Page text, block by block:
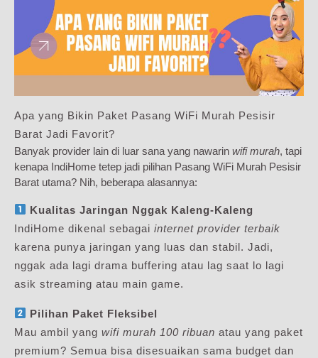
Apa yang Bikin Paket Pasang WiFi Murah Pesisir
Barat Jadi Favorit?
Banyak provider lain di luar sana yang nawarin wifi murah, tapi
kenapa IndiHome tetep jadi pilihan Pasang WiFi Murah Pesisir
Barat utama? Nih, beberapa alasannya:
Kualitas Jaringan Nggak Kaleng-Kaleng
IndiHome dikenal sebagai internet provider terbaik
karena punya jaringan yang luas dan stabil. Jadi,
nggak ada lagi drama buffering atau lag saat lo lagi
asik streaming atau main game.
Pilihan Paket Fleksibel
Mau ambil yang wifi murah 100 ribuan atau yang paket
premium? Semua bisa disesuaikan sama budget dan